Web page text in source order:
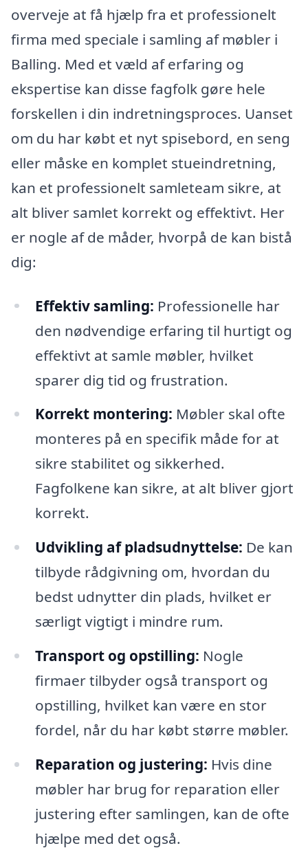
overveje at få hjælp fra et professionelt
firma med speciale i samling af møbler i
Balling. Med et væld af erfaring og
ekspertise kan disse fagfolk gøre hele
forskellen i din indretningsproces. Uanset
om du har købt et nyt spisebord, en seng
eller måske en komplet stueindretning,
kan et professionelt samleteam sikre, at
alt bliver samlet korrekt og effektivt. Her
er nogle af de måder, hvorpå de kan bistå
dig:
Effektiv samling: Professionelle har
den nødvendige erfaring til hurtigt og
effektivt at samle møbler, hvilket
sparer dig tid og frustration.
Korrekt montering: Møbler skal ofte
monteres på en specifik måde for at
sikre stabilitet og sikkerhed.
Fagfolkene kan sikre, at alt bliver gjort
korrekt.
Udvikling af pladsudnyttelse: De kan
tilbyde rådgivning om, hvordan du
bedst udnytter din plads, hvilket er
særligt vigtigt i mindre rum.
Transport og opstilling: Nogle
firmaer tilbyder også transport og
opstilling, hvilket kan være en stor
fordel, når du har købt større møbler.
Reparation og justering: Hvis dine
møbler har brug for reparation eller
justering efter samlingen, kan de ofte
hjælpe med det også.